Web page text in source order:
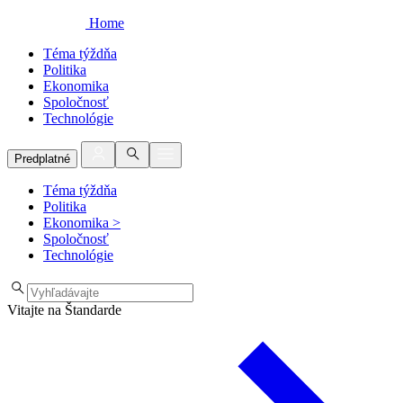
Home
Téma týždňa
Politika
Ekonomika
Spoločnosť
Technológie
Predplatné
Téma týždňa
Politika
Ekonomika >
Spoločnosť
Technológie
Vitajte na Štandarde